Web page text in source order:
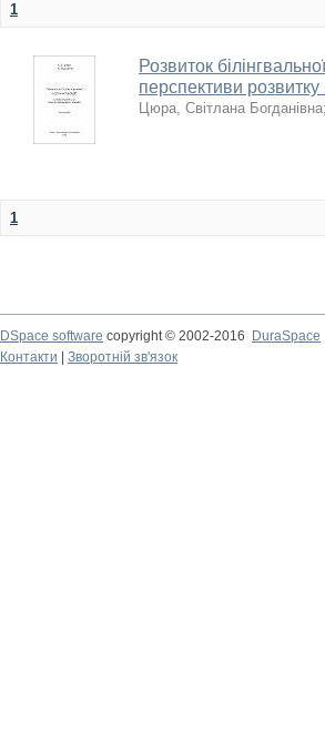
1
Розвиток
перспективи розвитку
Цюра, Світлана Богданівна;
1
DSpace software copyright © 2002-2016
DuraSpace
Контакти
Зворотній зв'язок